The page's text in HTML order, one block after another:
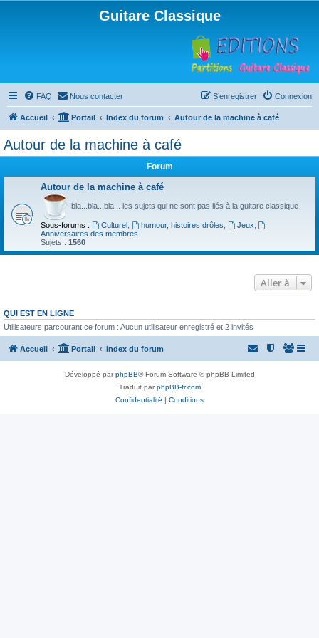
Guitare Classique
FAQ Nous contacter Connexion
S’enregistrer
Accueil Portail Index du forum Autour de la machine à café
Autour de la machine à café
Forum
Autour de la machine à café
bla...bla...bla... les sujets qui ne sont pas liés à la guitare classique
Sous-forums : Culturel, humour, histoires drôles Jeux
Anniversaires des membres
Sujets : 1560
Aller à
QUI EST EN LIGNE
Utilisateurs parcourant ce forum : Aucun utilisateur enregistré et 2 invités
Accueil Portail Index du forum
Développé parphpBB® Forum Software © phpBB Limited
Traduit parphpBB-fr.com
Confidentialité | Conditions